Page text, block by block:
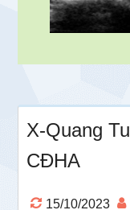
X-Quang
CĐHA
15/10/2023